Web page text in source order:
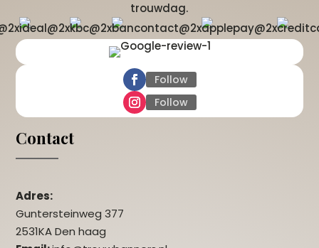
trouwdag.
Follow
Follow
Contact
Adres:
Guntersteinweg 377
2531KA Den haag